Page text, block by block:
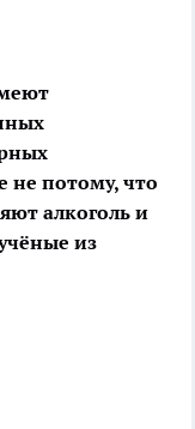
не потому, что
алкоголь и
из